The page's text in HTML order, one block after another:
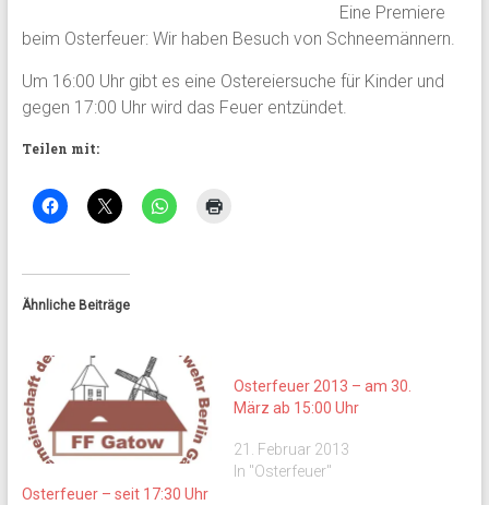
Eine Premiere
beim Osterfeuer: Wir haben Besuch von Schneemännern.
Um 16:00 Uhr gibt es eine Ostereiersuche für Kinder und
gegen 17:00 Uhr wird das Feuer entzündet.
Teilen mit:
Ähnliche Beiträge
Osterfeuer – seit 17:30 Uhr
Osterfeuer 2013 – am 30.
März ab 15:00 Uhr
21. Februar 2013
In "Osterfeuer"